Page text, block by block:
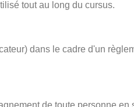
tout au long du cursus.
dans le cadre d'un
de toute personne en